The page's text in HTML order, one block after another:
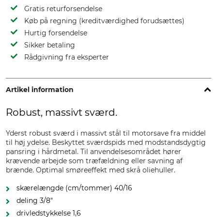
Gratis returforsendelse
Køb på regning (kreditværdighed forudsættes)
Hurtig forsendelse
Sikker betaling
Rådgivning fra eksperter
Artikel information
Robust, massivt sværd.
Yderst robust sværd i massivt stål til motorsave fra middel
til høj ydelse. Beskyttet sværdspids med modstandsdygtig
pansring i hårdmetal. Til anvendelsesområdet hører
krævende arbejde som træfældning eller savning af
brænde. Optimal smøreeffekt med skrå oliehuller.
skærelængde (cm/tommer) 40/16
deling 3/8"
drivledstykkelse 1,6